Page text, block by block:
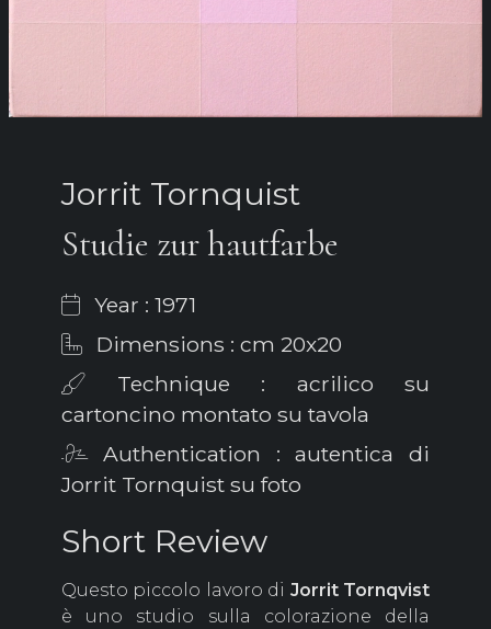
Jorrit Tornquist
Studie zur hautfarbe
Year : 1971
Dimensions : cm 20x20
Technique : acrilico su
cartoncino montato su tavola
Authentication : autentica di
Jorrit Tornquist su foto
Short Review
Questo piccolo lavoro di Jorrit Tornqvist
è uno studio sulla colorazione della